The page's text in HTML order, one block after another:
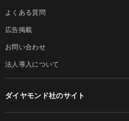
よくある質問
広告掲載
お問い合わせ
法人導入について
ダイヤモンド社のサイト